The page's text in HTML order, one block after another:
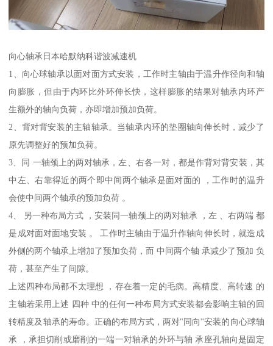
向心轴承日本哈默纳科谐波减速机
1、向心球轴承以面对面方式安装，工作时主轴由于温升作径向和轴
向膨胀，但由于内环比外环伸长快，这样膨胀的结果对轴承内环产
生额外的轴向负荷，亦即增加预加负荷。
2、背对背安装的主轴轴承。当轴承内环的垫圈轴向伸长时，减少了
原先调整好的预加负荷。
3、同 一轴颈上的两对轴承，左、右各一对，都是作背对背安装，其
中左、右靠得近的两个即中间两个轴承是面对面的 ，工作时的温升
会使中间两个轴承的预加负荷 。
4、 另一种布局方式 ，安装同一轴颈上的两对轴承 ，左 、右两端 都
是成对面对面地安装 。 工作时主轴由于温升作轴向伸长时，就造成
外侧的两个轴承上增加了预加负荷，而 中间两个轴 承减少了预加 负
荷，甚至产生了间隙。
上述四种布局都不太理想 ，存在着一定的毛病。高精度、高转速 的
主轴若采用上述 四种 中的任何一种布局方式安装都会影响主轴的回
转精度及轴承的寿命。正确的布局方式，两对"同向''安装的向心球轴
承 ，承担切削或磨削的一端一对轴承的外环与轴 承座孔轴向是固定